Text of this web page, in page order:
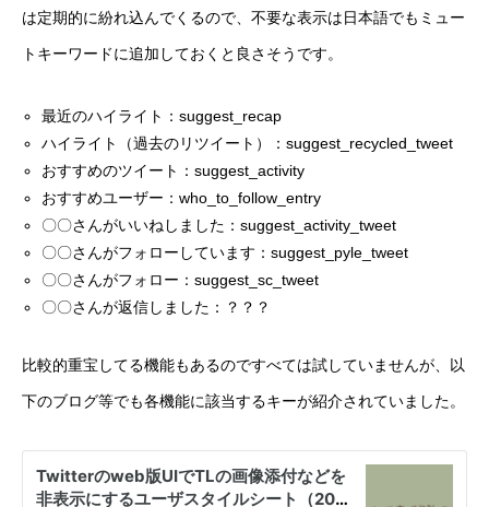
は定期的に紛れ込んでくるので、不要な表示は日本語でもミュー
トキーワードに追加しておくと良さそうです。
最近のハイライト：suggest_recap
ハイライト（過去のリツイート）：suggest_recycled_tweet
おすすめのツイート：suggest_activity
おすすめユーザー：who_to_follow_entry
〇〇さんがいいねしました：suggest_activity_tweet
〇〇さんがフォローしています：suggest_pyle_tweet
〇〇さんがフォロー：suggest_sc_tweet
〇〇さんが返信しました：？？？
比較的重宝してる機能もあるのですべては試していませんが、以
下のブログ等でも各機能に該当するキーが紹介されていました。